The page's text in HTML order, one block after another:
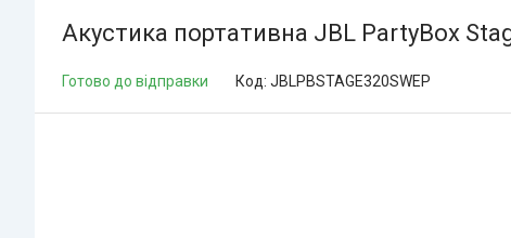
Акустика портативна JBL PartyBox
Готово до відправки Код: JBLPBSTAGE320SWEP